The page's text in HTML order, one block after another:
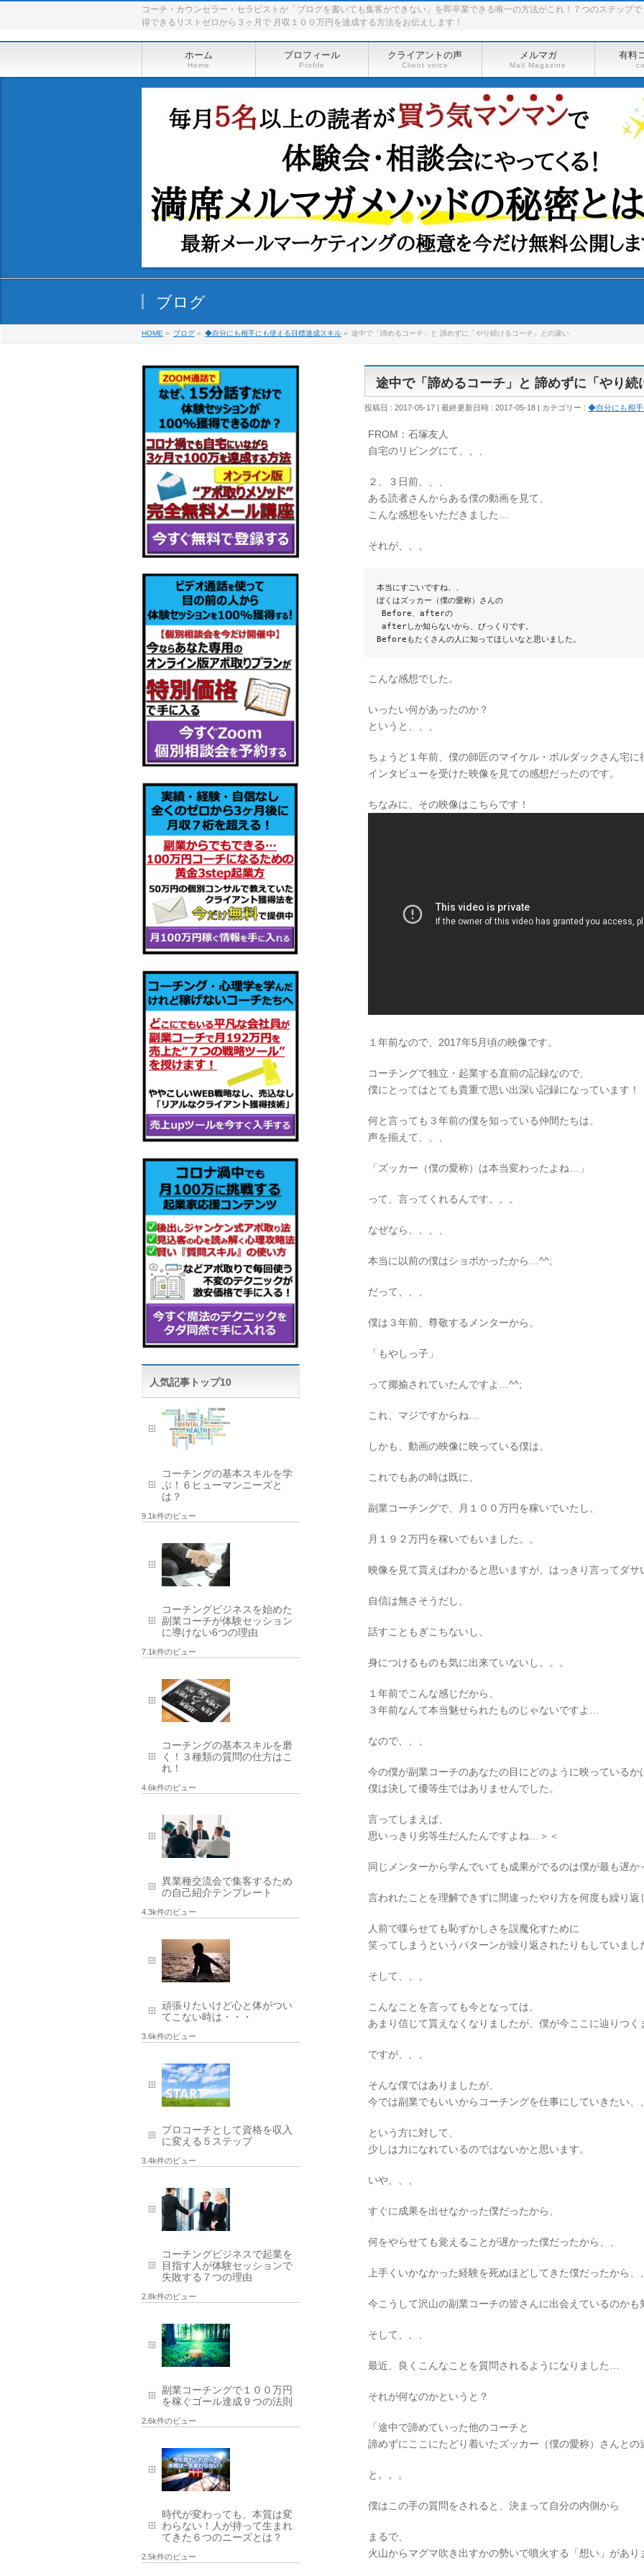
コーチ・カウンセラー・セラピストが「ブログを書いても集客ができない」を即卒業できる唯一の方法がこれ！７つのステップ
得できるリストゼロから３ヶ月で 月収１００万円を達成する方法をお伝えします！
ホーム
Home
プロフィール
Profile
クライアントの声
Client voice
メルマガ
Mail Magazine
有料
ブログ
HOME » ブログ » ◆自分にも相手にも使える目標達成スキル » 途中で「諦めるコーチ」と 諦めずに「やり続けるコーチ」との違い
途中で「諦めるコーチ」と 諦めずに「やり続
投稿日 : 2017-05-17 最終更新日時 : 2017-05-18 カテゴリー : ◆自分にも相手
FROM：石塚友人
自宅のリビングにて、、、
２、３日前、、、
ある読者さんからある僕の動画を見て、
こんな感想をいただきました…
それが、、、
本当にすごいですね、、
ぼくはズッカー（僕の愛称）さんの
Before、afterの
afterしか知らないから、びっくりです。
Beforeもたくさんの人に知ってほしいなと思いました。
こんな感想でした。
いったい何があったのか？
というと、、、
ちょうど１年前、僕の師匠のマイケル・ボルダックさん宅に
インタビューを受けた映像を見ての感想だったのです。
ちなみに、その映像はこちらです！
１年前なので、2017年5月頃の映像です。
コーチングで独立・起業する直前の記録なので、
僕にとってはとても貴重で思い出深い記録になっています！
何と言っても３年前の僕を知っている仲間たちは、
声を揃えて、、、
「ズッカー（僕の愛称）は本当変わったよね…」
って、言ってくれるんです。。。
なぜなら、、、、
本当に以前の僕はショボかったから…^^;
だって、、、
僕は３年前、尊敬するメンターから、
「もやしっ子」
って揶揄されていたんですよ…^^;
これ、マジですからね…
しかも、動画の映像に映っている僕は、
これでもあの時は既に、
副業コーチングで、月１００万円を稼いでいたし、
月１９２万円を稼いでもいました。。
映像を見て貰えばわかると思いますが、はっきり言ってダ
自信は無さそうだし、
話すこともぎこちないし、
身につけるものも気に出来ていないし。。。
１年前でこんな感じだから、
３年前なんて本当魅せられたものじゃないですよ…
なので、、、
今の僕が副業コーチのあなたの目にどのように映っているか
僕は決して優等生ではありませんでした。
言ってしまえば、
思いっきり劣等生だんたんですよね…＞＜
同じメンターから学んでいても成果がでるのは僕が最も遅か
言われたことを理解できずに間違ったやり方を何度も繰り返
人前で喋らせても恥ずかしさを誤魔化すために
笑ってしまうというパターンが繰り返されたりもしていまし
そして、、、
こんなことを言っても今となっては、
あまり信じて貰えなくなりましたが、僕が今ここに辿りつく
ですが、、、
そんな僕ではありましたが、
今では副業でもいいからコーチングを仕事にしていきたい、
という方に対して、
少しは力になれているのではないかと思います。
いや、、、
すぐに成果を出せなかった僕だったから、
何をやらせても覚えることが遅かった僕だったから、、
上手くいかなかった経験を死ぬほどしてきた僕だったから、
今こうして沢山の副業コーチの皆さんに出会えているのかも
そして、、、
最近、良くこんなことを質問されるようになりました…
それが何なのかというと？
「途中で諦めていった他のコーチと
諦めずにここにたどり着いたズッカー（僕の愛称）さんとの
と。。。
僕はこの手の質問をされると、決まって自分の内側から
まるで、
火山からマグマ吹き出すかの勢いで噴火する「想い」があり
人気記事トップ10
コーチングの基本スキルを学
ぶ！６ヒューマンニーズと
は？
9.1k件のビュー
コーチングビジネスを始めた
副業コーチが体験セッション
に導けない6つの理由
7.1k件のビュー
コーチングの基本スキルを磨
く！３種類の質問の仕方はこ
れ！
4.6k件のビュー
異業種交流会で集客するため
の自己紹介テンプレート
4.3k件のビュー
頑張りたいけど心と体がつい
てこない時は・・・
3.6k件のビュー
プロコーチとして資格を収入
に変える５ステップ
3.4k件のビュー
コーチングビジネスで起業を
目指す人が体験セッションで
失敗する７つの理由
2.8k件のビュー
副業コーチングで１００万円
を稼ぐゴール達成９つの法則
2.6k件のビュー
時代が変わっても、本質は変
わらない！人が持って生まれ
てきた６つのニーズとは？
2.5k件のビュー